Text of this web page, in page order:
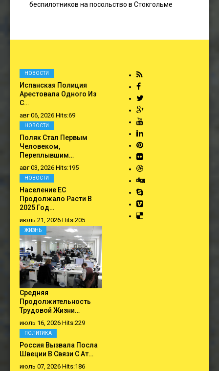
беспилотников на посольство в Стокгольме
Испанская Полиция
Арестовала Одного Из
С…
авг 06, 2026 Hits:69
НОВОСТИ
Поляк Стал Первым
Человеком,
Переплывшим…
авг 03, 2026 Hits:195
НОВОСТИ
Население ЕС
Продолжало Расти В
2025 Год…
июль 21, 2026 Hits:205
НОВОСТИ
Средняя
Продолжительность
Трудовой Жизни…
июль 16, 2026 Hits:229
ЖИЗНЬ
Россия Вызвала Посла
Швеции В Связи С Ат…
июль 07, 2026 Hits:186
ПОЛИТИКА